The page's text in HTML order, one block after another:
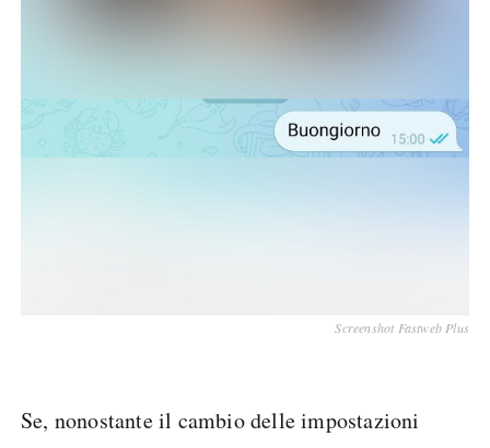
Screenshot Fastweb Plus
Se, nonostante il cambio delle impostazioni